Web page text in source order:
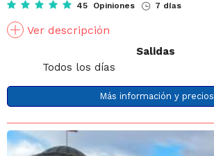
45 Opiniones 7 días
Ver descripción
Salidas
Todos los días
Más información y precios